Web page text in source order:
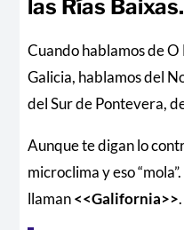
las Rías Baixas.
Cuando hablamos de
Galicia, hablamos del
del Sur de Pontevera,
Aunque te digan lo
microclima y eso
llaman<<Galifornia>>.